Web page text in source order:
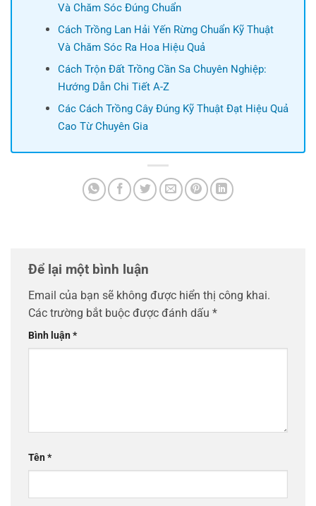
Và Chăm Sóc Đúng Chuẩn
Cách Trồng Lan Hải Yến Rừng Chuẩn Kỹ Thuật
Và Chăm Sóc Ra Hoa Hiệu Quả
Cách Trộn Đất Trồng Cần Sa Chuyên Nghiệp:
Hướng Dẫn Chi Tiết A-Z
Các Cách Trồng Cây Đúng Kỹ Thuật Đạt Hiệu Quả
Cao Từ Chuyên Gia
Để lại một bình luận
Email của bạn sẽ không được hiển thị công khai.
Các trường bắt buộc được đánh dấu *
Bình luận*
Tên*